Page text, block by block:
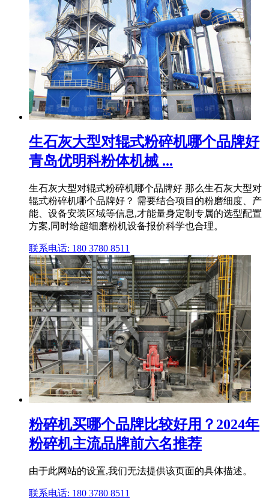
生石灰大型对辊式粉碎机哪个品牌好
青岛优明科粉体机械 ...
生石灰大型对辊式粉碎机哪个品牌好 那么生石灰大型对
辊式粉碎机哪个品牌好？ 需要结合项目的粉磨细度、产
能、设备安装区域等信息,才能量身定制专属的选型配置
方案,同时给超细磨粉机设备报价科学也合理。
联系电话: 180 3780 8511
粉碎机买哪个品牌比较好用？2024年
粉碎机主流品牌前六名推荐
由于此网站的设置,我们无法提供该页面的具体描述。
联系电话: 180 3780 8511